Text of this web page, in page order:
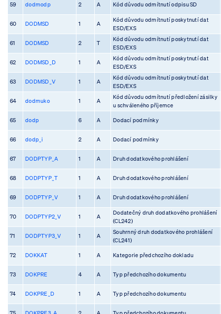
59 dodmodp 2 A Kód důvodu odmítnutí odpisu SD
60 DODMSD 1 A
Kód důvodu odmítnutí poskytnutí dat
ESD/EXS
61 DODMSD 2 T
Kód důvodu odmítnutí poskytnutí dat
ESD/EXS
62 DODMSD_D 1 A
Kód důvodu odmítnutí poskytnutí dat
ESD/EXS
63 DODMSD_V 1 A
Kód důvodu odmítnutí poskytnutí dat
ESD/EXS
64 dodmuko 1 A
Kód důvodu odmítnutí předložení zásilky
u schváleného příjemce
65 dodp 6 A Dodací podmínky
66 dodp_i 2 A Dodací podmínky
67 DODPTYP_A 1 A Druh dodatkového prohlášení
68 DODPTYP_T 1 A Druh dodatkového prohlášení
69 DODPTYP_V 1 A Druh dodatkového prohlášení
70 DODPTYP2_V 1 A
Dodatečný druh dodatkového prohlášení
(CL242)
71 DODPTYP3_V 1 A
Souhrnný druh dodatkového prohlášení
(CL241)
72 DOKKAT 1 A Kategorie předchozího dokladu
73 DOKPRE 4 A Typ předchozího dokumentu
74 DOKPRE_D 1 A Typ předchozího dokumentu